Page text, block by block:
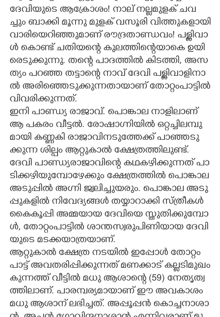
​ദേ​വി​യു​ടെ​ ​ആ​ക്രോ​ശം​!​ ​നാ​ല് ​ന​ല്ല​മു​ള​ക് ​ച​വ​
ച്ചും​ ​ബാ​ക്കി​ ​മൂ​ന്നു​ ​മു​ള​ക് ​വ​സൂ​രി​ ​വി​ത്തു​ക​ളാ​യി​
​വാ​രി​യെ​റി​ഞ്ഞു​മാ​ണ് ​രൗ​ദ്ര​താ​ണ്ഡ​വം​!​ ​പ​ള്ളി​വാ​
ൾ​ ​കൊ​ണ്ട് ​ച​തി​യ​ന്റെ​ ​കു​ല​ത്തി​ന്റെ​യാ​കെ​ ​ഉ​യി​
രെ​ടു​ക്കു​ന്നു.​ ​ത​ന്റെ​ ​പാ​ദ​ത്തി​ൽ​ ​കി​ട​ത്തി,​​​ ​അ​സ​
ത്യം​ ​പ​റ​ഞ്ഞ​ ​ത​ട്ടാ​ന്റെ​ ​നാ​വ് ​ദേ​വി​ ​പ​ള്ളി​വാ​ളി​നാ​
ൽ​ ​അ​രി​ഞ്ഞെ​ടു​ക്കു​ന്ന​താ​യാ​ണ് ​തോ​റ്റം​പാ​ട്ടി​ൽ​
​വി​വ​രി​ക്കു​ന്ന​ത്.
ഇ​നി​ ​പാ​ണ്ഡ്യ​ ​രാ​ജാ​വ്.​ ​പൊ​ങ്കാ​ല​ ​നാ​ളി​ലാ​ണ് ​
ആ​ ​പ​ക​രം​ ​വീ​ട്ട​ൽ.​ ​രോ​ഷാ​ഗ്നി​യി​ൽ​ ​ഒ​റ്റ​ച്ചി​ല​മ്പു​
മാ​യി​ ​ക​ണ്ണ​കി​ ​രാ​ജാ​വി​ന​ടു​ത്തേ​ക്ക് ​പാ​ഞ്ഞ​ടു​
ക്കു​ന്ന​ ​ശി​ല്പം​ ​ആ​റ്റു​കാ​ൽ​ ​ക്ഷേ​ത്ര​ത്തി​ലു​ണ്ട്.​ ​
ദേ​വി​ ​പാ​ണ്ഡ്യ​രാ​ജാ​വി​ന്റെ​ ​ക​ഥ​ക​ഴി​ക്കു​ന്ന​ത് ​പാ​
ടി​ക്ക​ഴി​യു​മ്പോ​ഴേ​ക്കും​ ​ക്ഷേ​ത്ര​ത്തി​ൽ​ ​പൊ​ങ്കാ​ല​
​അ​ടു​പ്പി​ൽ​ ​അ​ഗ്നി​ ​ജ്വ​ലി​ച്ചു​യ​രും.​ ​പൊ​ങ്കാ​ല​ ​അ​ടു​
പ്പു​ക​ളി​ൽ​ ​നി​വേ​ദ്യ​ങ്ങ​ൾ​ ​ത​യ്യാ​റാ​ക്കി​ ​സ്ത്രീ​ക​ൾ​ ​
കൈ​കൂ​പ്പി​ ​അ​മ്മ​യാ​യ​ ​ദേ​വി​യെ​ ​സ്തു​തി​ക്കു​മ്പോ​
ൾ,​ ​തോ​റ്റം​പാ​ട്ടി​ൽ​ ​ശാ​ന്ത​സ്വ​രു​പി​ണി​യാ​യ​ ​ദേ​വി​
യു​ടെ​ ​മ​ട​ക്ക​യാ​ത്ര​യാ​ണ്.
ആ​റ്റു​കാ​ൽ​ ​ക്ഷേ​ത്ര​ ​ന​ട​യി​ൽ​ ​ഇ​പ്പോ​ൾ​ ​തോ​റ്റം​ ​
പാ​ട്ട് ​അ​വ​ത​രി​പ്പി​ക്കു​ന്ന​ത് ​മ​ണ​ക്കാ​ട് ​ക​ല്ല​ടി​മു​ഖം​
​കു​ന്ന​ത്ത് ​വീ​ട്ടി​ൽ​ ​മ​ധു​ ​ആ​ശാ​ന്റെ​ ​(59​)​ ​നേ​തൃ​ത്വ​
ത്തി​ലാ​ണ്.​ ​പാ​ര​മ്പ​ര്യ​മാ​യാ​ണ് ​ഈ​ ​അ​വ​കാ​ശം​ ​
മ​ധു​ ​ആ​ശാ​ന് ​ല​ഭി​ച്ച​ത്.​ ​അ​പ്പൂ​പ്പ​ൻ​ ​കൊ​ച്ച​നാ​ശാ​